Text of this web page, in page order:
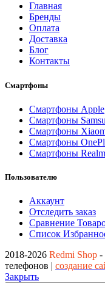
Главная
Бренды
Оплата
Доставка
Блог
Контакты
Смартфоны
Смартфоны Apple
Смартфоны
Смартфоны
Смартфоны
Смартфоны
Пользователю
Аккаунт
Отследить заказ
Сравнение
Список
2018-2026 Redmi Shop -
телефонов | создание
Закрыть